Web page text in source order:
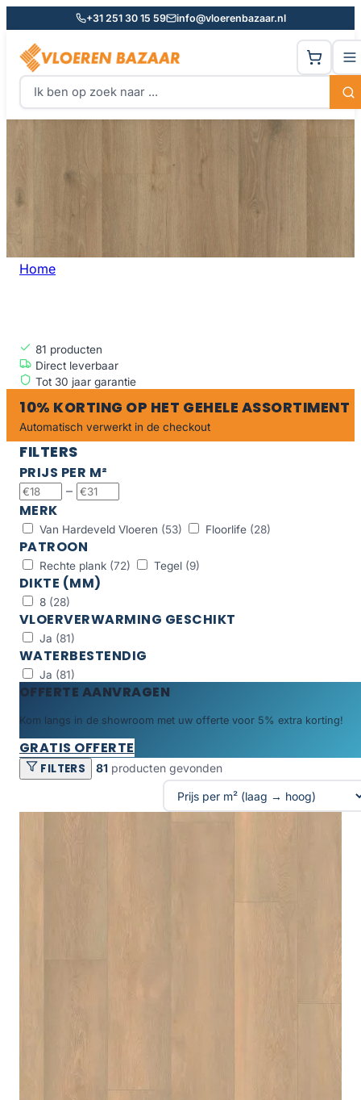
+31 251 30 15 59 info@vloerenbazaar.nl
Home
81 producten
Direct leverbaar
Tot 30 jaar garantie
10% KORTING OP HET GEHELE ASSORTIMENT
Automatisch verwerkt in de checkout
FILTERS
PRIJS PER M²
–
MERK
Van Hardeveld Vloeren (53) Floorlife (28)
PATROON
Rechte plank (72) Tegel (9)
DIKTE (MM)
8 (28)
VLOERVERWARMING GESCHIKT
Ja (81)
WATERBESTENDIG
Ja (81)
OFFERTE AANVRAGEN
Kom langs in de showroom met uw offerte voor 5% extra korting!
GRATIS OFFERTE
FILTERS 81 producten gevonden